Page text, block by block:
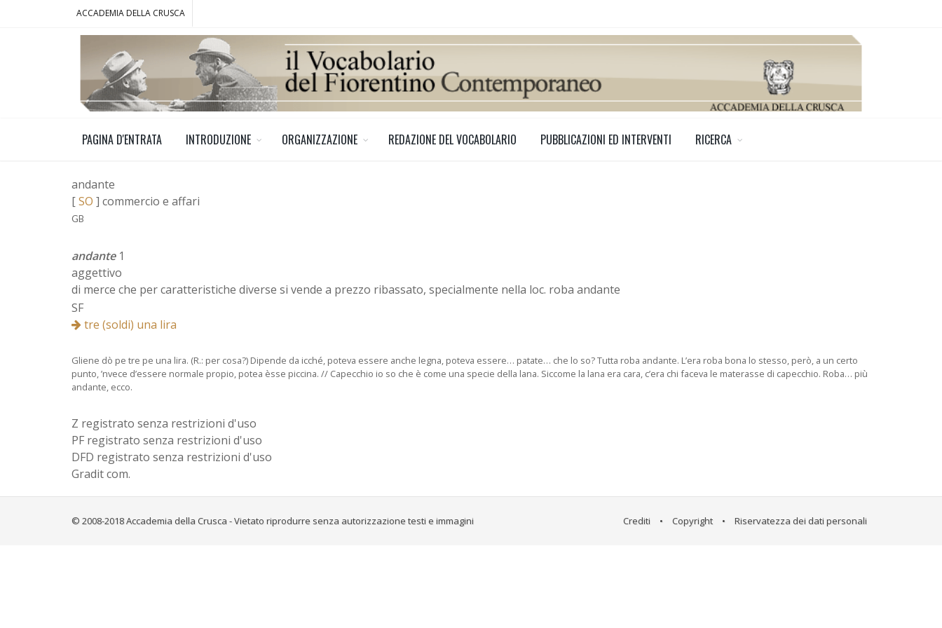
ACCADEMIA DELLA CRUSCA
PAGINA D'ENTRATA INTRODUZIONE ORGANIZZAZIONE REDAZIONE DEL VOCABOLARIO PUBBLICAZIONI ED INTERVENTI RICERCA
andante
[SO ] commercio e affari
GB
andante1
aggettivo
di merce che per caratteristiche diverse si vende a prezzo ribassato, specialmente nella loc. roba andante
SF
tre (soldi) una lira
Gliene dò pe tre pe una lira. (R.: per cosa?) Dipende da icché, poteva essere anche legna, poteva essere… patate… che lo so? Tutta roba andante. L’era roba bona lo stesso, però, a un certo
punto, ’nvece d’essere normale propio, potea èsse piccina. // Capecchio io so che è come una specie della lana. Siccome la lana era cara, c’era chi faceva le materasse di capecchio. Roba… più
andante, ecco.
Z registrato senza restrizioni d'uso
PF registrato senza restrizioni d'uso
DFD registrato senza restrizioni d'uso
Gradit com.
Crediti • Copyright • Riservatezza dei dati personali
© 2008-2018 Accademia della Crusca - Vietato riprodurre senza autorizzazione testi e immagini